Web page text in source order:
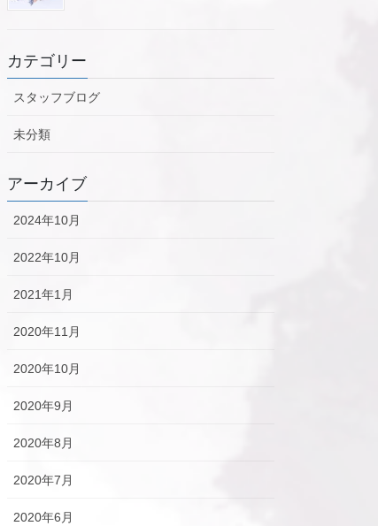
カテゴリー
スタッフブログ
未分類
アーカイブ
2024年10月
2022年10月
2021年1月
2020年11月
2020年10月
2020年9月
2020年8月
2020年7月
2020年6月